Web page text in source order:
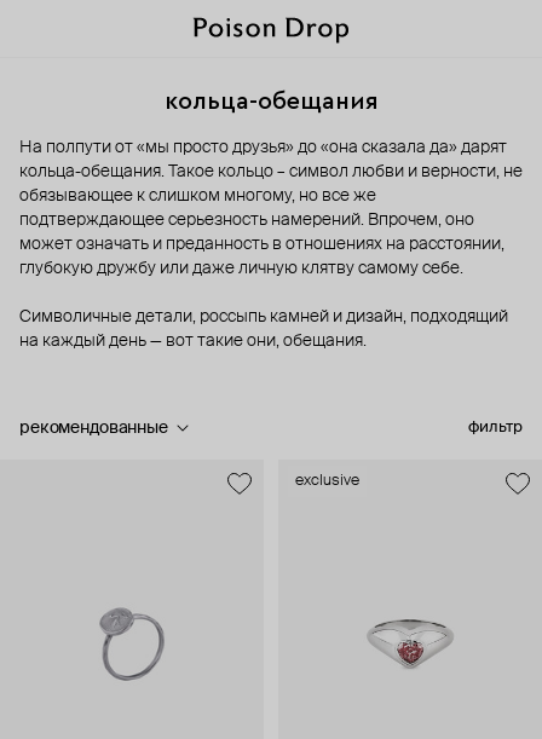
кольца-обещания
На полпути от «мы просто друзья» до «она сказала да» дарят
кольца-обещания. Такое кольцо – символ любви и верности, не
обязывающее к слишком многому, но все же
подтверждающее серьезность намерений. Впрочем, оно
может означать и преданность в отношениях на расстоянии,
глубокую дружбу или даже личную клятву самому себе.
Символичные детали, россыпь камней и дизайн, подходящий
на каждый день — вот такие они, обещания.
фильтр
рекомендованные
exclusive